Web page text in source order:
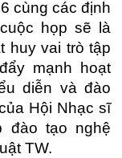
cùng các định
họp sẽ là
huy vai trò tập
mạnh hoạt
diễn và đào
Hội Nhạc sĩ
đào tạo nghệ
TW.